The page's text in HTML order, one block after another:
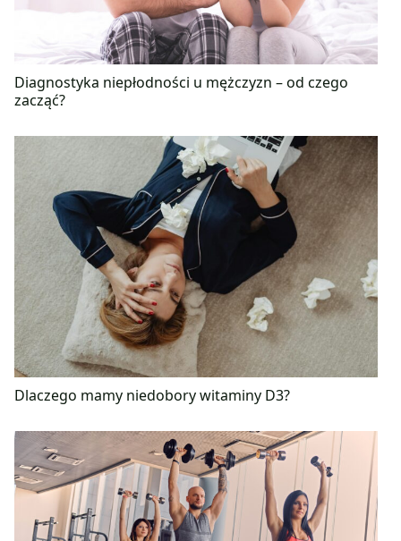
Diagnostyka niepłodności u mężczyzn – od czego
zacząć?
Dlaczego mamy niedobory witaminy D3?